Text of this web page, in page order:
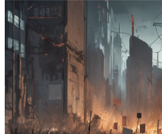
2026-06-03
3
min de leitura
Carlos Oliveira
A expansão da IA enfrenta leis de custo e
A negociação do novo contrato social da
leis transferem custos de infraestrutura
de participação pública ganham tração.
discurso e a automatização corporativa
empregos, enquanto mercados penalizam
adaptar‑se.